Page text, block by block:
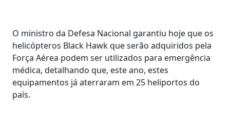
O ministro da Defesa Nacional garantiu hoje que os
helicópteros Black Hawk que serão adquiridos pela
Força Aérea podem ser utilizados para emergência
médica, detalhando que, este ano, estes
equipamentos já aterraram em 25 heliportos do
país.